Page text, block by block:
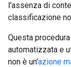
l'assenza di
classificazione
Questa
automatizzata e
non è un'azione